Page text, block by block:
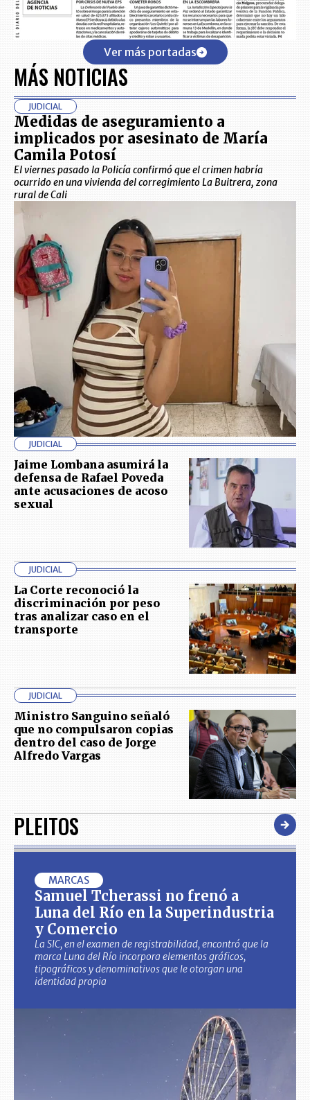
Ver más portadas
MÁS NOTICIAS
JUDICIAL
Medidas de aseguramiento a
implicados por asesinato de María
Camila Potosí
El viernes pasado la Policía confirmó que el crimen habría
ocurrido en una vivienda del corregimiento La Buitrera, zona
rural de Cali
JUDICIAL
Jaime Lombana asumirá la
defensa de Rafael Poveda
ante acusaciones de acoso
sexual
JUDICIAL
La Corte reconoció la
discriminación por peso
tras analizar caso en el
transporte
JUDICIAL
Ministro Sanguino señaló
que no compulsaron copias
dentro del caso de Jorge
Alfredo Vargas
PLEITOS
MARCAS
Samuel Tcherassi no frenó a
Luna del Río en la Superindustria
y Comercio
La SIC, en el examen de registrabilidad, encontró que la
marca Luna del Río incorpora elementos gráficos,
tipográficos y denominativos que le otorgan una
identidad propia